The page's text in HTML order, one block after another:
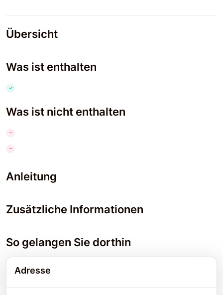
Übersicht
Was ist enthalten
Was ist nicht enthalten
Anleitung
Zusätzliche Informationen
So gelangen Sie dorthin
Adresse